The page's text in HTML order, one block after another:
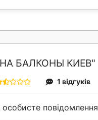
БАЛКОНЫ КИЕВ"
1 відгуків
особисте повідомлення